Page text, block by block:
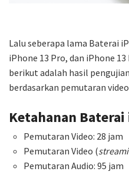
Lalu seberapa lama Baterai
iPhone 13 Pro, dan iPhone
berikut adalah hasil
berdasarkan pemutaran
Ketahanan Baterai
Pemutaran Video: 28 jam
Pemutaran Video (
Pemutaran Audio: 95 jam